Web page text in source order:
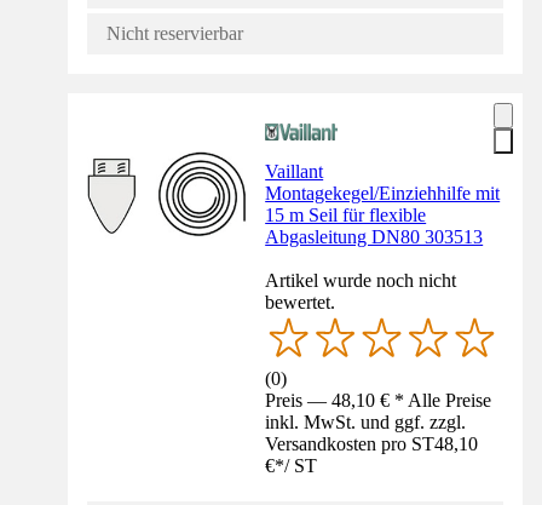
Nicht reservierbar
Vaillant
Montagekegel/Einziehhilfe mit
15 m Seil für flexible
Abgasleitung DN80 303513
Artikel wurde noch nicht
bewertet.
(0)
Preis — 48,10 € * Alle Preise
inkl. MwSt. und ggf. zzgl.
Versandkosten pro ST48,10
€*/ ST